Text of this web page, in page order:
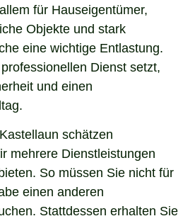
für Hauseigentümer,
Objekte und stark
eine wichtige Entlastung.
Dienst setzt,
und einen
schätzen
mehrere Dienstleistungen
So müssen Sie nicht für
einen anderen
Stattdessen erhalten Sie